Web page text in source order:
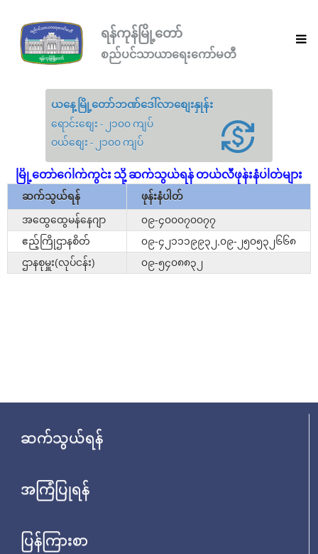
ရန်ကုန်မြို့တော်
စည်ပင်သာယာရေးကော်မတီ
ယနေ့မြို့တော်ဘဏ်ဒေါ်လာစျေးနှုန်း
ရောင်းစျေး - ၂၁၀၀ ကျပ်
ဝယ်စျေး - ၂၁၀၀ ကျပ်
မြို့တော်ဂေါက်ကွင်း သို့ ဆက်သွယ်ရန် တယ်လီဖုန်းနံပါတ်များ
ဆက်သွယ်ရန်
ဖုန်းနံပါတ်
အထွေထွေမန်နေဂျာ
၀၉-၄၀၀၀၇၀၀၇၇
ဧည့်ကြိုဌာနစိတ်
၀၉-၄၂၁၁၁၉၉၃၂,၀၉-၂၅၀၅၃၂၆၆၈
ဌာနစုမှူး(လုပ်ငန်း)
၀၉-၅၄၀၈၈၃၂
ဆက်သွယ်ရန်
အကြံပြုရန်
ပြန်ကြားစာ